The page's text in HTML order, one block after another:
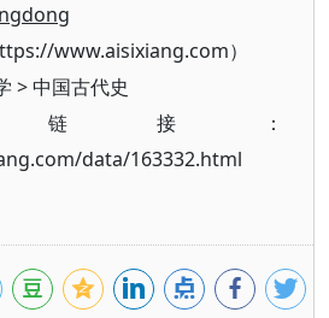
www.aisixiang.com）
>中国古代史
链接：
data/163332.html